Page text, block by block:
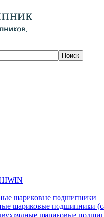
Поиск
шариковые подшипники
шариковые подшипники
шариковые